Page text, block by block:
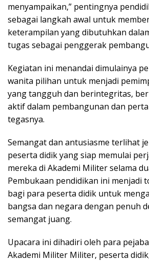
menyampaikan,” pentingnya
sebagai langkah awal untuk
keterampilan yang dibutuhkan
tugas sebagai penggerak
Kegiatan ini menandai dimulainya
wanita pilihan untuk menjadi
yang tangguh dan berintegritas,
aktif dalam pembangunan dan
tegasnya.
Semangat dan antusiasme terlihat
peserta didik yang siap memulai
mereka di Akademi Militer selama
Pembukaan pendidikan ini menjadi
bagi para peserta didik untuk
bangsa dan negara dengan penuh
semangat juang.
Upacara ini dihadiri oleh para
Akademi Militer Militer, peserta